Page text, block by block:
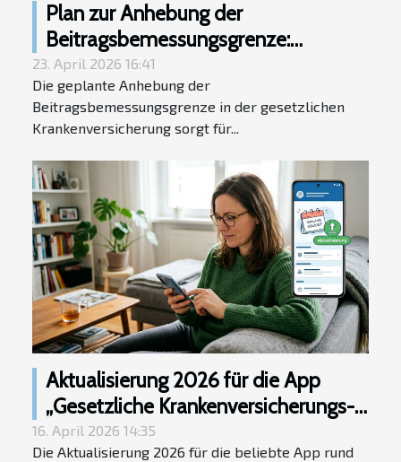
Plan zur Anhebung der
Beitragsbemessungsgrenze:
Befürchtungen einer Massenflucht in
die private Krankenversicherung
23. April 2026 16:41
Die geplante Anhebung der
Beitragsbemessungsgrenze in der gesetzlichen
Krankenversicherung sorgt für...
Aktualisierung 2026 für die App
„Gesetzliche Krankenversicherungs-
Wiki“
16. April 2026 14:35
Die Aktualisierung 2026 für die beliebte App rund